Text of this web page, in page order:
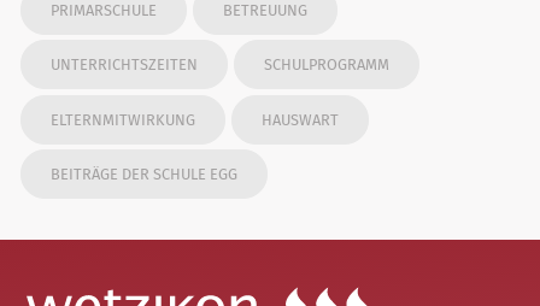
PRIMARSCHULE BETREUUNG
UNTERRICHTSZEITEN SCHULPROGRAMM
ELTERNMITWIRKUNG HAUSWART
BEITRÄGE DER SCHULE EGG